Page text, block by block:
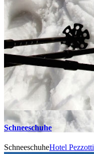
Schneeschuhe
SchneeschuheHotel Pezzotti